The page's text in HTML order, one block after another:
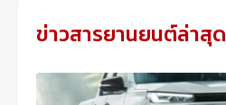
ข่าวสารยานยนต์ล่าสุด